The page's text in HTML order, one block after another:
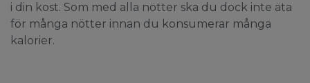
i din kost. Som med alla nötter ska du dock inte äta
för många nötter innan du konsumerar många
kalorier.